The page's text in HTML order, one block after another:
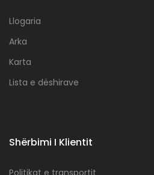
Llogaria
Arka
Karta
Lista e dëshirave
Shërbimi I Klientit
Politikat e transportit